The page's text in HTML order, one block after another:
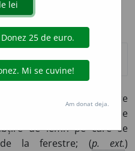
lemn sau de metal care
pieselor grele
de lemn pe care se
de la ferestre; (p. ext.)
Am donat deja.